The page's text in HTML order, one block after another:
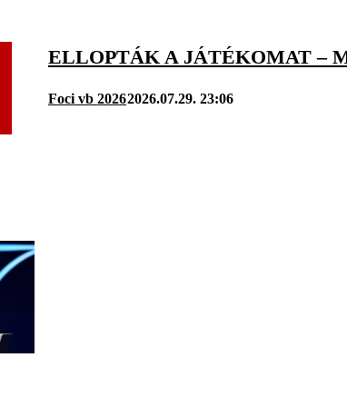
ELLOPTÁK A JÁTÉKOMAT –
Foci vb 20262026.07.29. 23:06